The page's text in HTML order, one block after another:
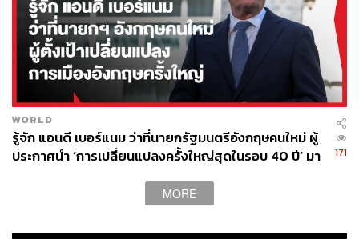
อย่างไรในเมื่อการเปิดเทอมก็ยังเปิดกันอยู่ ก็ต้องมีการเรียน
หนังสือ มีการสอบ มีการเรียนวัดผล ตรงนี้ก็ต้องอาศัย
ประสบการณ์ในเรื่องพื้นฐานของมหาวิทยาลัยที่มีความพร้อม
อยู่แล้ว พื้นฐานของมหาวิทยาลัยเป็นเรื่องสำคัญ ในขณะนี้
การพัฒนามหาวิทยาลัยที่จะก้าวให้ทันโลกแห่งการ
เปลี่ยนแปลง ที่เราจะพูดกันเยอะในเรื่องของ Disruption ซึ่งใน
ต่างประเทศก็มีการเรียนการสอนที่เป็นระบบออนไลน์มากขึ้น
ทางธรรมศาสตร์เองก็ให้ความสำคัญในเรื่องของการจัดการ
บวกกับตัวดิฉันเองก็คิดว่าธรรมศาสตร์เรามี Asset ที่สำคัญ
ของเราคือความเป็นตลาดวิชา ประชาชนจะหาความรู้ก็เข้า
มาได้ ดึกดื่นแค่ไหนก็เข้ามาเปิดระบบออนไลน์เรียนกับ
WORLD
รู้จัก แอนดี เบอร์แนม ว่าที่นายกรัฐมนตรีอังกฤษคนใหม่ ผู้
ประกาศนำ ‘การเปลี่ยนแปลงครั้งใหญ่สุดในรอบ 40 ปี’ มา
171
MORE